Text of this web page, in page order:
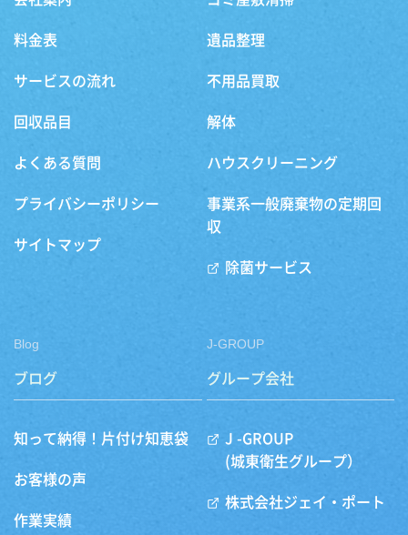
料金表
サービスの流れ
回収品目
よくある質問
プライバシーポリシー
サイトマップ
遺品整理
不用品買取
解体
ハウスクリーニング
事業系一般廃棄物の定期回
収
除菌サービス
Blog
ブログ
知って納得！片付け知恵袋
お客様の声
作業実績
J-GROUP
グループ会社
J -GROUP
(城東衛生グループ）
株式会社ジェイ・ポート